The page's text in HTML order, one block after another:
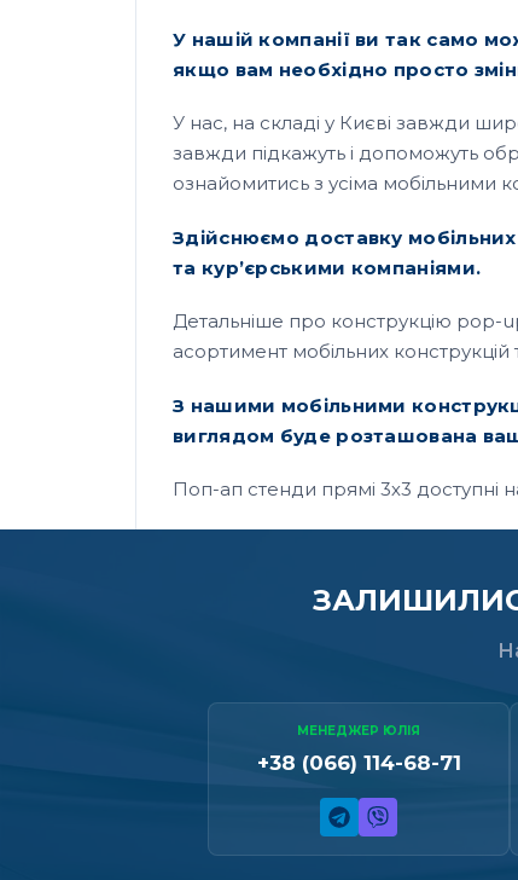
У нашій компанії ви так само
якщо вам необхідно просто
У нас, на складі у Києві завжди
завжди підкажуть і допоможуть
ознайомитись з усіма мобільними
Здійснюємо доставку
та кур’єрськими компаніями.
Детальніше про конструкцію pop-
асортимент мобільних
З нашими мобільними
виглядом буде розташована
Поп-ап стенди прямі 3х3 доступні
МЕНЕДЖЕР ЮЛІЯ
+38 (066) 114-68-71